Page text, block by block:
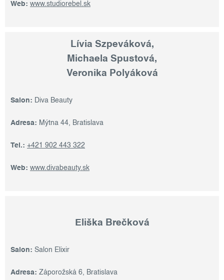
Web: www.studiorebel.sk
Lívia Szpeváková,
Michaela Spustová,
Veronika Polyáková
Salon: Diva Beauty
Adresa: Mýtna 44, Bratislava
Tel.: +421 902 443 322
Web: www.divabeauty.sk
Eliška Brečková
Salon: Salon Elixir
Adresa: Záporožská 6, Bratislava